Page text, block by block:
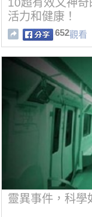
10超有效又神
活力和健康！
652觀看
靈異事件，科學